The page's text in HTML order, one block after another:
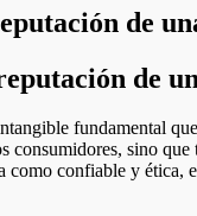
de
de
consumidores, sino
como confiable y ética,